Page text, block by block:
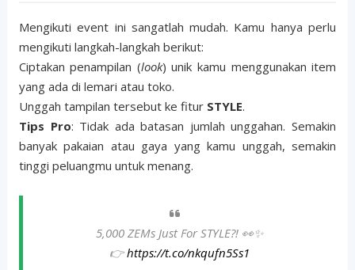
Mengikuti event ini sangatlah mudah. Kamu hanya perlu
mengikuti langkah-langkah berikut:
Ciptakan penampilan (look) unik kamu menggunakan item
yang ada di lemari atau toko.
Unggah tampilan tersebut ke fitur STYLE.
Tips Pro: Tidak ada batasan jumlah unggahan. Semakin
banyak pakaian atau gaya yang kamu unggah, semakin
tinggi peluangmu untuk menang.
5,000 ZEMs Just For STYLE?! 👀✨
👉https://t.co/nkqufn5Ss1